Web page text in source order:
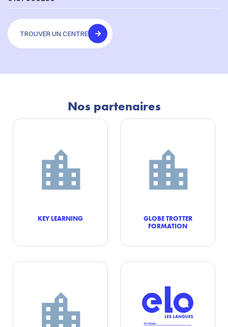
TROUVER UN CENTRE
Nos partenaires
KEY LEARNING
GLOBE TROTTER
FORMATION